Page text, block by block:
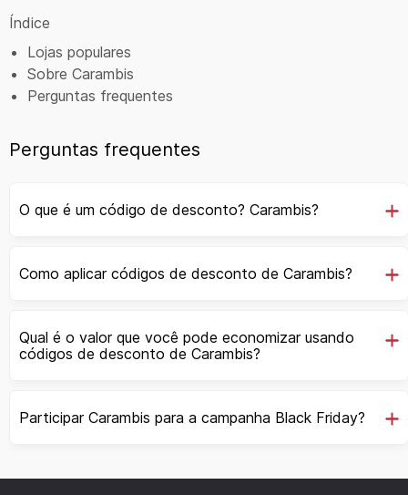
Índice
Lojas populares
Sobre Carambis
Perguntas frequentes
Perguntas frequentes
O que é um código de desconto? Carambis?
Como aplicar códigos de desconto de Carambis?
Qual é o valor que você pode economizar usando
códigos de desconto de Carambis?
Participar Carambis para a campanha Black Friday?